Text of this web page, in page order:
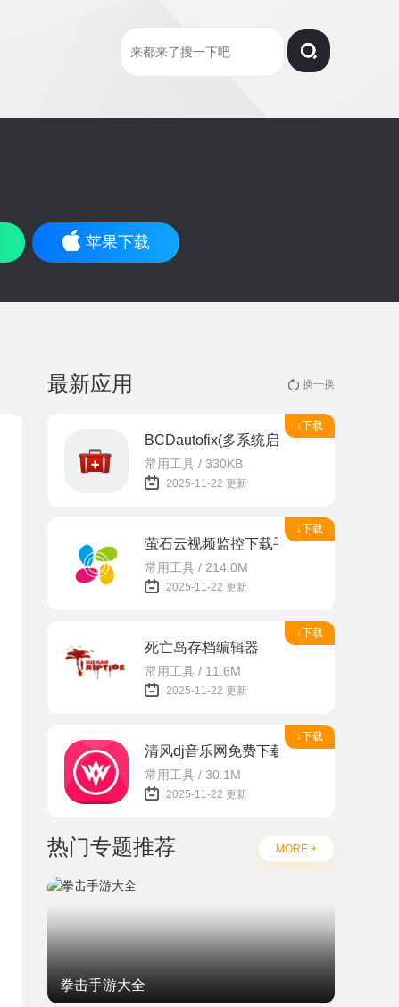
苹果下载
最新应用 换一换
↓下载
BCDautofix(多系统启动引导修复工具)
常用工具 / 330KB
2025-11-22 更新
↓下载
萤石云视频监控下载手机版app
常用工具 / 214.0M
2025-11-22 更新
↓下载
死亡岛存档编辑器
常用工具 / 11.6M
2025-11-22 更新
↓下载
清风dj音乐网免费下载安装
常用工具 / 30.1M
2025-11-22 更新
热门专题推荐 MORE +
拳击手游大全